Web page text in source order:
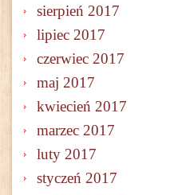
sierpień 2017
lipiec 2017
czerwiec 2017
maj 2017
kwiecień 2017
marzec 2017
luty 2017
styczeń 2017